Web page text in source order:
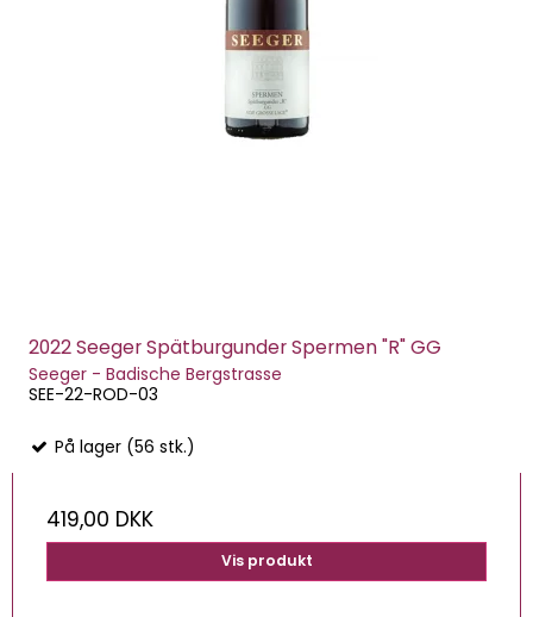
2022 Seeger Spätburgunder Spermen "R" GG
Seeger - Badische Bergstrasse
SEE-22-ROD-03
På lager (56 stk.)
419,00 DKK
Vis produkt